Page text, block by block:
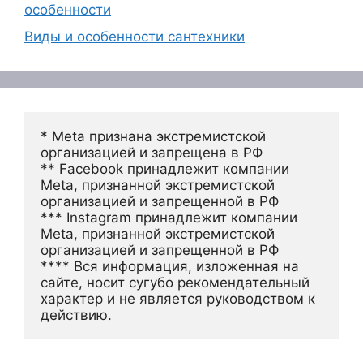
особенности
Виды и особенности сантехники
* Meta признана экстремистской
организацией и запрещена в РФ
** Facebook принадлежит компании
Meta, признанной экстремистской
организацией и запрещенной в РФ
*** Instagram принадлежит компании
Meta, признанной экстремистской
организацией и запрещенной в РФ
**** Вся информация, изложенная на
сайте, носит сугубо рекомендательный
характер и не является руководством к
действию.